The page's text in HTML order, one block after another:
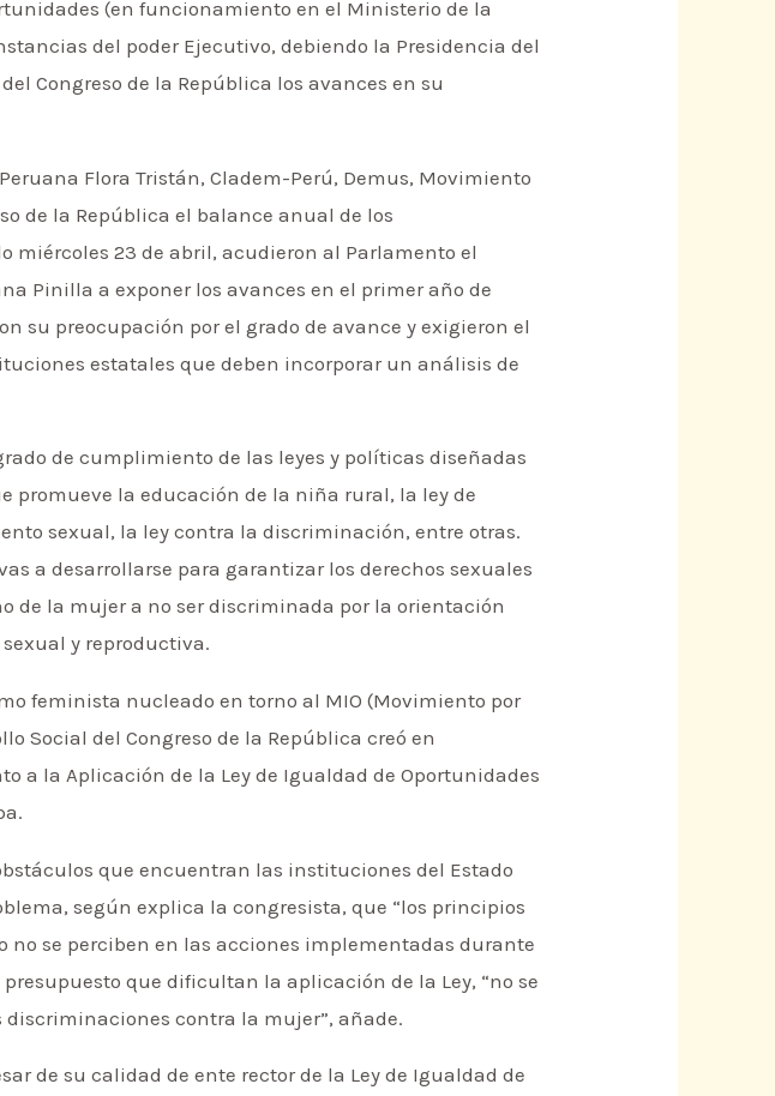
(en funcionamiento en el Ministerio de la
del poder Ejecutivo, debiendo la Presidencia del
Congreso de la República los avances en su
Flora Tristán, Cladem-Perú, Demus, Movimiento
de la República el balance anual de los
miércoles 23 de abril, acudieron al Parlamento el
Pinilla a exponer los avances en el primer año de
su preocupación por el grado de avance y exigieron el
estatales que deben incorporar un análisis de
de cumplimiento de las leyes y políticas diseñadas
promueve la educación de la niña rural, la ley de
sexual, la ley contra la discriminación, entre otras.
a desarrollarse para garantizar los derechos sexuales
de la mujer a no ser discriminada por la orientación
y reproductiva.
feminista nucleado en torno al MIO (Movimiento por
Social del Congreso de la República creó en
a la Aplicación de la Ley de Igualdad de Oportunidades
que encuentran las instituciones del Estado
según explica la congresista, que “los principios
se perciben en las acciones implementadas durante
que dificultan la aplicación de la Ley, “no se
contra la mujer”, añade.
de su calidad de ente rector de la Ley de Igualdad de